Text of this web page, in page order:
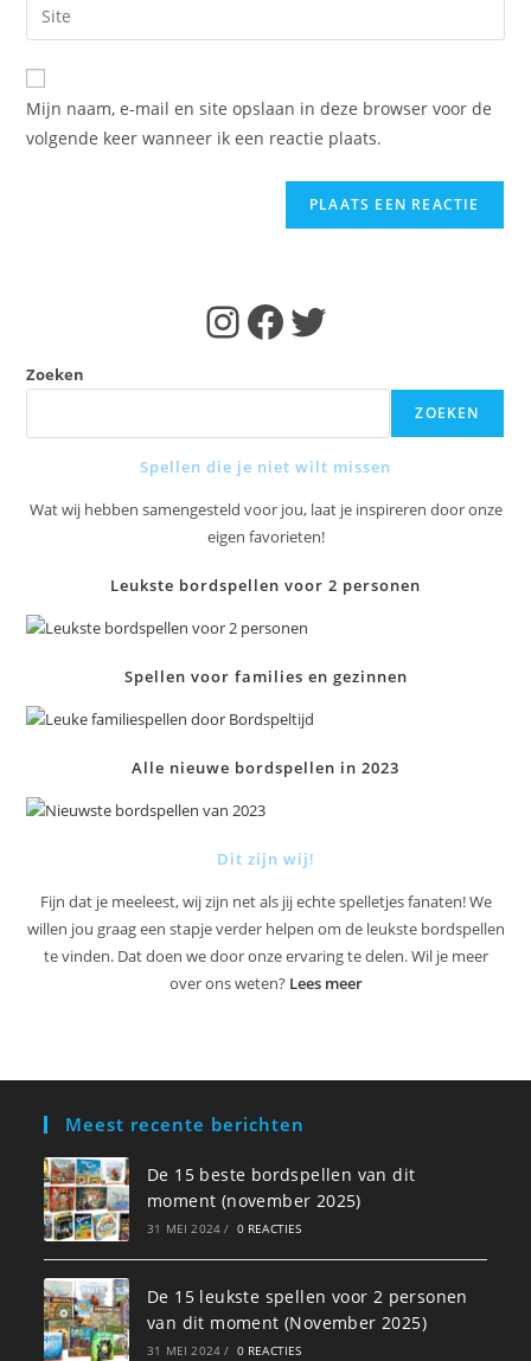
om
te
reageren
mail
om
te
kunnen
Voer
je
site
URL
(optioneel)
Mijn naam, e-mail en site opslaan in deze browser voor de
volgende keer wanneer ik een reactie plaats.
InstagramFacebookTwitter
Zoeken
ZOEKEN
Spellen die je niet wilt missen
Wat wij hebben samengesteld voor jou, laat je inspireren door onze
eigen favorieten!
Leukste bordspellen voor 2 personen
Spellen voor families en gezinnen
Alle nieuwe bordspellen in 2023
Dit zijn wij!
Fijn dat je meeleest, wij zijn net als jij echte spelletjes fanaten! We
willen jou graag een stapje verder helpen om de leukste bordspellen
te vinden. Dat doen we door onze ervaring te delen. Wil je meer
over ons weten? Lees meer
Meest recente berichten
De 15 beste bordspellen van dit
moment (november 2025)
31 MEI 2024 / 0 REACTIES
De 15 leukste spellen voor 2 personen
van dit moment (November 2025)
31 MEI 2024 / 0 REACTIES